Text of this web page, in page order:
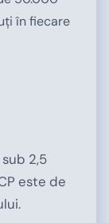
în fiecare
2,5
este de